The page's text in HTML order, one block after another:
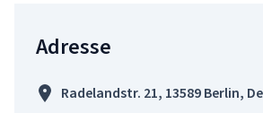
Adresse
Radelandstr. 21, 13589 Berlin,